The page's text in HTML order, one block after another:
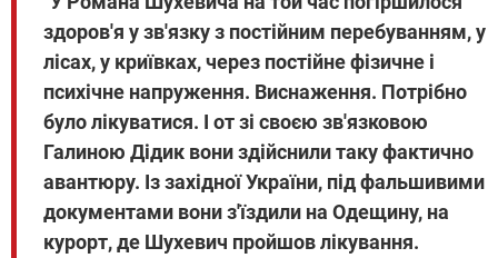
здоров'я у зв'язку з постійним перебуванням, у
лісах, у криївках, через постійне фізичне і
психічне напруження. Виснаження. Потрібно
було лікуватися. І от зі своєю зв'язковою
Галиною Дідик вони здійснили таку фактично
авантюру. Із західної України, під фальшивими
документами вони з'їздили на Одещину, на
курорт, де Шухевич пройшов лікування.